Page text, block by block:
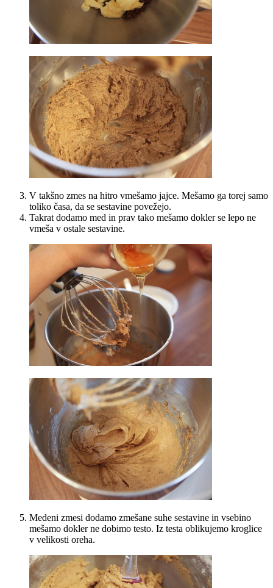
V takšno zmes na hitro vmešamo jajce. Mešamo ga torej samo
toliko časa, da se sestavine povežejo.
Takrat dodamo med in prav tako mešamo dokler se lepo ne
vmeša v ostale sestavine.
Medeni zmesi dodamo zmešane suhe sestavine in vsebino
mešamo dokler ne dobimo testo. Iz testa oblikujemo kroglice
v velikosti oreha.